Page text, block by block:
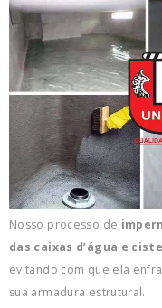
Nosso processo de
das caixas d’água e
evitando com que ela
sua armadura estrutural.